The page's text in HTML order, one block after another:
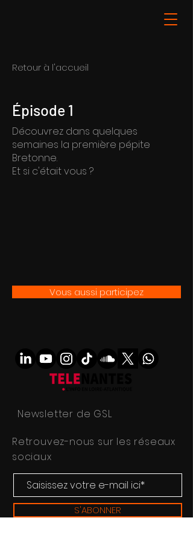
Retour à l'accueil
Épisode 1
Découvrez dans quelques
semaines la première pépite
Bretonne.
Et si c'était vous ?
Vous aussi participez
Newsletter de GSL
Retrouvez-nous sur les réseaux
sociaux
S'ABONNER